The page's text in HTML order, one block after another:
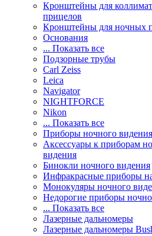
Кронштейны для
прицелов
Кронштейны для ночных
Основания
... Показать все
Подзорные трубы
Carl Zeiss
Leica
Navigator
NIGHTFORCE
Nikon
... Показать все
Приборы ночного видения
Аксессуары к приборам
видения
Бинокли ночного видения
Инфракрасные приборы
Монокуляры ночного
Недорогие приборы
... Показать все
Лазерные дальномеры
Лазерные дальномеры